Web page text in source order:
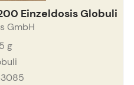
200 Einzeldosis Globuli
GmbH
g